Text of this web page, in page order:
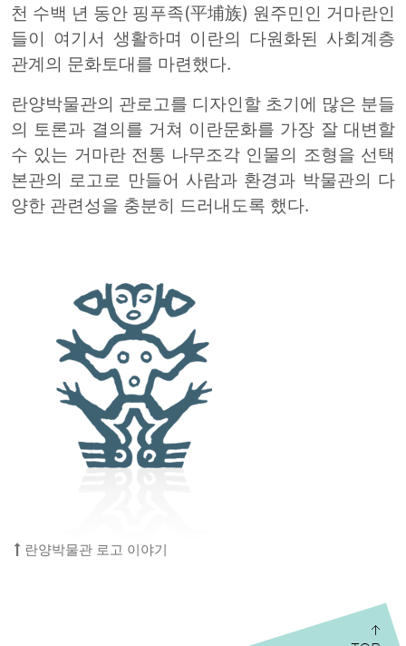
천 수백 년 동안 핑푸족(平埔族) 원주민인 거마란인
들이 여기서 생활하며 이란의 다원화된 사회계층
관계의 문화토대를 마련했다.
란양박물관의 관로고를 디자인할 초기에 많은 분들
의 토론과 결의를 거쳐 이란문화를 가장 잘 대변할
수 있는 거마란 전통 나무조각 인물의 조형을 선택
본관의 로고로 만들어 사람과 환경과 박물관의 다
양한 관련성을 충분히 드러내도록 했다.
란양박물관 로고 이야기